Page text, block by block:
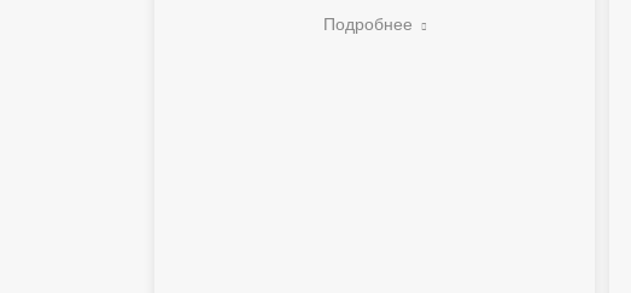
Подробнее